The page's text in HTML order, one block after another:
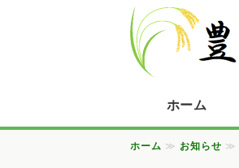
ホーム
ホーム ≫ お知らせ ≫